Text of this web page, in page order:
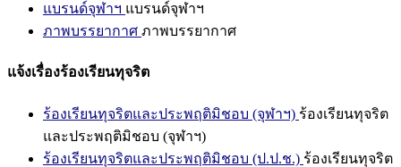
แบรนด์จุฬาฯ แบรนด์จุฬาฯ
ภาพบรรยากาศ ภาพบรรยากาศ
แจ้งเรื่องร้องเรียนทุจริต
ร้องเรียนทุจริตและประพฤติมิชอบ (จุฬาฯ) ร้องเรียนทุจริต
และประพฤติมิชอบ (จุฬาฯ)
ร้องเรียนทุจริตและประพฤติมิชอบ (ป.ป.ช.) ร้องเรียนทุจริต